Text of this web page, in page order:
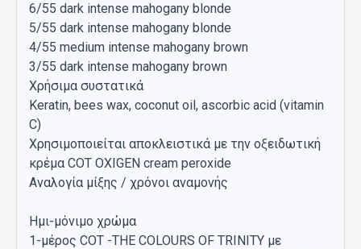
6/55 dark intense mahogany blonde
5/55 dark intense mahogany blonde
4/55 medium intense mahogany brown
3/55 dark intense mahogany brown
Χρήσιμα συστατικά
Keratin, bees wax, coconut oil, ascorbic acid (vitamin
C)
Χρησιμοποιείται αποκλειστικά με την οξειδωτική
κρέμα COT OXIGEN cream peroxide
Αναλογία μίξης / χρόνοι αναμονής
Ημι-μόνιμο χρώμα
1-μέρος COT -THE COLOURS OF TRINITY με